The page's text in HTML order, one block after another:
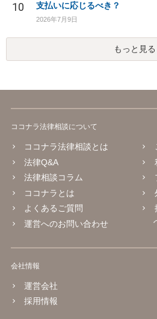
10 支払いに応じるべき？
2026年7月9日
もっと見る
ココナラ法律相談について
ココナラ法律相談とは
法律Q&A
法律相談コラム
ココナラとは
よくあるご質問
運営へのお問い合わせ
会社情報
運営会社
採用情報